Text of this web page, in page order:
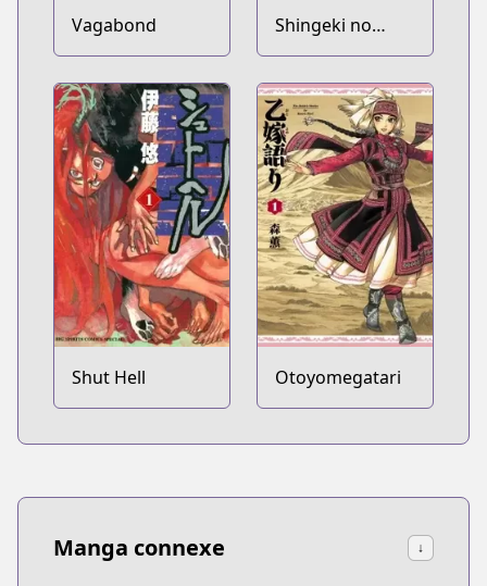
Vagabond
Shingeki no
Kyojin
Shut Hell Otoyomegatari
Manga connexe ↓